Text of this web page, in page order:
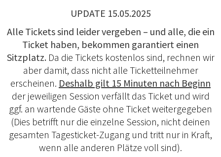
UPDATE 15.05.2025
Alle Tickets sind leider vergeben – und alle, die ein
Ticket haben, bekommen garantiert einen
Sitzplatz. Da die Tickets kostenlos sind, rechnen wir
aber damit, dass nicht alle Ticketteilnehmer
erscheinen. Deshalb gilt 15 Minuten nach Beginn
der jeweiligen Session verfällt das Ticket und wird
ggf. an wartende Gäste ohne Ticket weitergegeben
(Dies betrifft nur die einzelne Session, nicht deinen
gesamten Tagesticket-Zugang und tritt nur in Kraft,
wenn alle anderen Plätze voll sind).